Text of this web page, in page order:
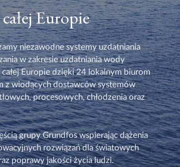
Europie
niezawodne systemy uzdatniania
w zakresie uzdatniania wody
Europie dzięki 24 lokalnym biurom
z wiodących dostawców systemów
procesowych, chłodzenia oraz
grupy Grundfos wspierając dążenia
rozwiązań dla światowych
poprawy jakości życia ludzi.